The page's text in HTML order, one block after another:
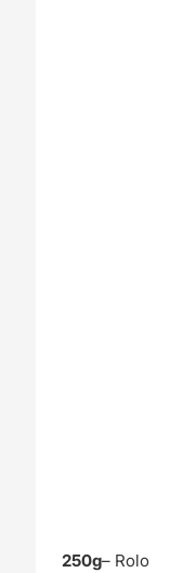
250g– Rolo